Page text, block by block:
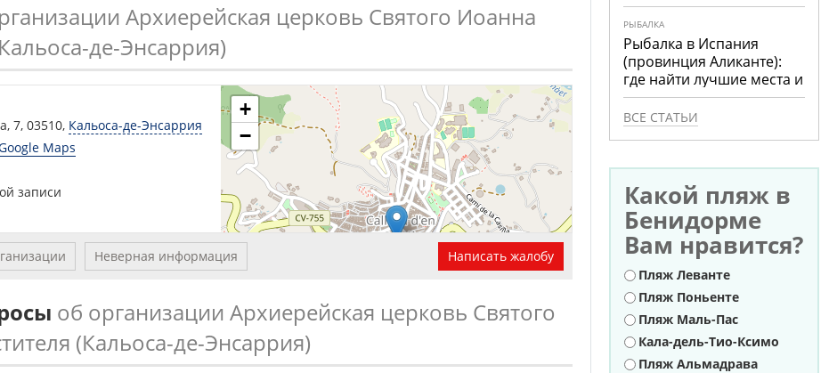
Архиерейская церковь Святого Иоанна
де-Энсаррия)
7, 03510, Кальоса-де-Энсаррия
Maps
записи
+
−
Неверная информация Написать жалобу
об организации Архиерейская церковь Святого
(Кальоса-де-Энсаррия)
РЫБАЛКА
Рыбалка в Испания
(провинция Аликанте):
где найти лучшие места и
что ловить
ВСЕ СТАТЬИ
Какой пляж в
Бенидорме
Вам нравится?
Варианты
Пляж Леванте
Пляж Поньенте
Пляж Маль-Пас
Кала-дель-Тио-Ксимо
Пляж Альмадрава